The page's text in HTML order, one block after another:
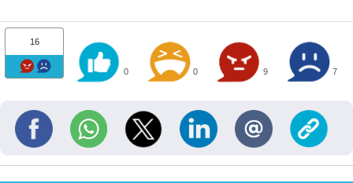
16
0 0 9 7